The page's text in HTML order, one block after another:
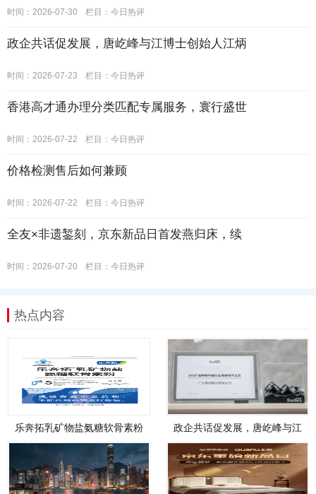
时间：2026-07-30 栏目： 今日热评
政企共话促发展，唐屹峰与江博士创始人江炳
时间：2026-07-23 栏目： 今日热评
香港高才通办理分类匹配专属服务，寰行盛世
时间：2026-07-22 栏目： 今日热评
价格检测售后如何兼顾
时间：2026-07-22 栏目： 今日热评
全友×非遗錾刻，京东新品日首发燕归床，续
时间：2026-07-20 栏目： 今日热评
热点内容
乐奔拓乳矿物盐氨糖软骨素粉
政企共话促发展，唐屹峰与江